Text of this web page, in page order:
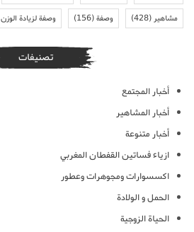
مشاهير(428) وصفة(156) وصفة لزيادة الوزن
تصنيفات
أخبار المجتمع
أخبار المشاهير
أخبار متنوعة
ازياء فساتين القفطان المغربي
اكسسوارات ومجوهرات وعطور
الحمل و الولادة
الحياة الزوجية